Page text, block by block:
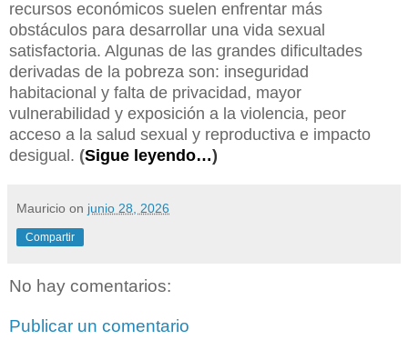
recursos económicos suelen enfrentar más
obstáculos para desarrollar una vida sexual
satisfactoria. Algunas de las grandes dificultades
derivadas de la pobreza son: inseguridad
habitacional y falta de privacidad, mayor
vulnerabilidad y exposición a la violencia, peor
acceso a la salud sexual y reproductiva e impacto
desigual. (Sigue leyendo…)
Mauricio on junio 28, 2026
Compartir
No hay comentarios:
Publicar un comentario